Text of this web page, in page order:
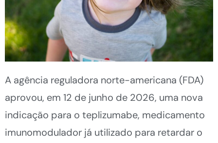
A agência reguladora norte-americana (FDA)
aprovou, em 12 de junho de 2026, uma nova
indicação para o teplizumabe, medicamento
imunomodulador já utilizado para retardar o